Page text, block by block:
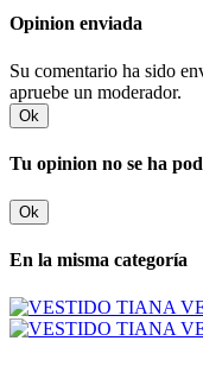
Opinion enviada
Su comentario ha sido
apruebe un moderador.
Ok
Tu opinion no se ha
Ok
En la misma categoría